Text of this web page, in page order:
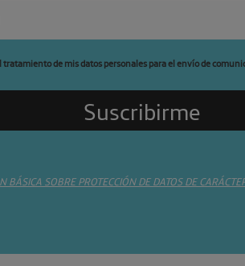
tratamiento de mis datos personales para el envío de
BÁSICA SOBRE PROTECCIÓN DE DATOS DE